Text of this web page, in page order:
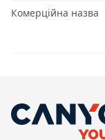
Комерційна назва